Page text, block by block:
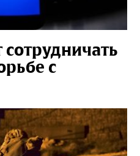
сотрудничать
с